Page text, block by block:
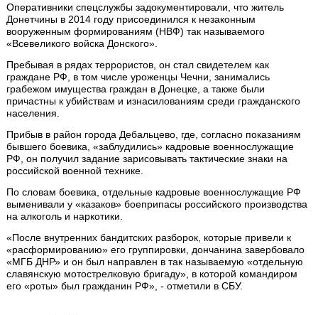
Оперативники спецслужбы задокументировали, что житель
Донетчины в 2014 году присоединился к незаконным
вооруженным формированиям (НВФ) так называемого
«Всевеликого войска Донского».
Пребывая в рядах террористов, он стал свидетелем как
граждане РФ, в том числе уроженцы Чечни, занимались
грабежом имущества граждан в Донецке, а также были
причастны к убийствам и изнасилованиям среди гражданского
населения.
Прибыв в район города Дебальцево, где, согласно показаниям
бывшего боевика, «заблудились» кадровые военнослужащие
РФ, он получил задание зарисовывать тактические знаки на
российской военной технике.
По словам боевика, отдельные кадровые военнослужащие РФ
выменивали у «казаков» боеприпасы российского производства
на алкоголь и наркотики.
«После внутренних бандитских разборок, которые привели к
«расформированию» его группировки, дончанина завербовало
«МГБ ДНР» и он был направлен в так называемую «отдельную
славянскую мотострелковую бригаду», в которой командиром
его «роты» был гражданин РФ», - отметили в СБУ.